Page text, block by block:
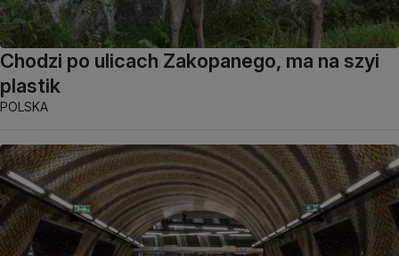
Chodzi po ulicach Zakopanego, ma na szyi
plastik
POLSKA